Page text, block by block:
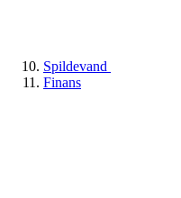
Spildevand
Finans